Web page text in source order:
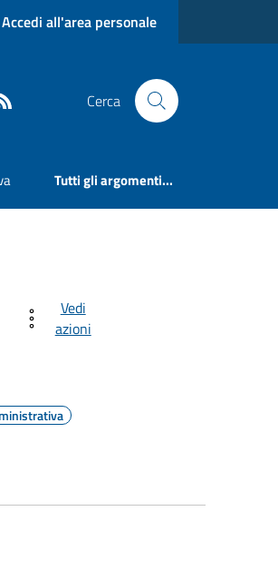
Accedi all'area personale
Cerca
Tutti gli argomenti...
Vedi
azioni